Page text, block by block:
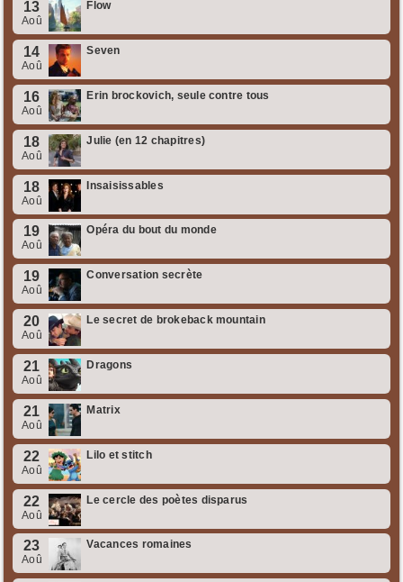
13
Aoû
Flow
14
Aoû
Seven
16
Aoû
Erin brockovich, seule contre tous
18
Aoû
Julie (en 12 chapitres)
18
Aoû
Insaisissables
19
Aoû
Opéra du bout du monde
19
Aoû
Conversation secrète
20
Aoû
Le secret de brokeback mountain
21
Aoû
Dragons
21
Aoû
Matrix
22
Aoû
Lilo et stitch
22
Aoû
Le cercle des poètes disparus
23
Aoû
Vacances romaines